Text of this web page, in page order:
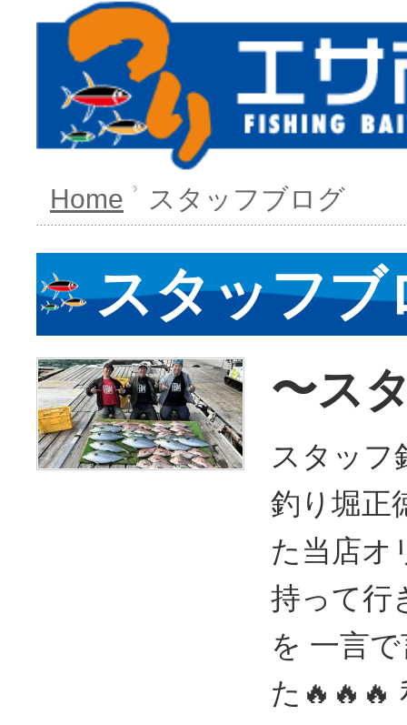
Home スタッフブログ
スタッフブ
〜ス
スタッフ
釣り堀正
た当店オ
持って行
を 一言
た🔥🔥🔥